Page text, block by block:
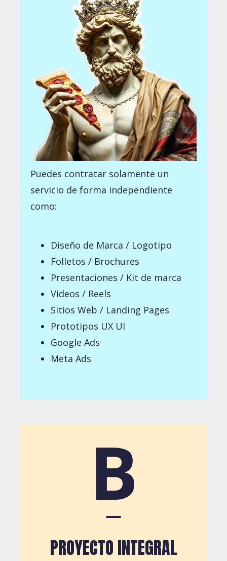
Puedes contratar solamente un
servicio de forma independiente
como:
Diseño de Marca / Logotipo
Folletos / Brochures
Presentaciones / Kit de marca
Videos / Reels
Sitios Web / Landing Pages
Prototipos UX UI
Google Ads
Meta Ads
B
PROYECTO INTEGRAL